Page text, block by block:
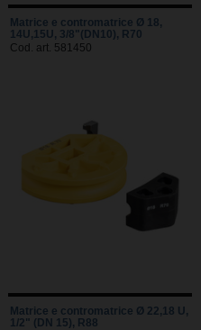
Matrice e contromatrice Ø 18,
14U,15U, 3/8"(DN10), R70
Cod. art. 581450
Matrice e contromatrice Ø 22,18 U,
1/2" (DN 15), R88